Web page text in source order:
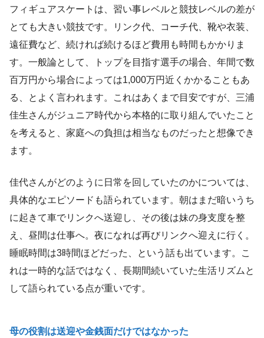
フィギュアスケートは、習い事レベルと競技レベルの差が
とても大きい競技です。リンク代、コーチ代、靴や衣装、
遠征費など、続ければ続けるほど費用も時間もかかりま
す。一般論として、トップを目指す選手の場合、年間で数
百万円から場合によっては1,000万円近くかかることもあ
る、とよく言われます。これはあくまで目安ですが、三浦
佳生さんがジュニア時代から本格的に取り組んでいたこと
を考えると、家庭への負担は相当なものだったと想像でき
ます。
佳代さんがどのように日常を回していたのかについては、
具体的なエピソードも語られています。朝はまだ暗いうち
に起きて車でリンクへ送迎し、その後は妹の身支度を整
え、昼間は仕事へ。夜になれば再びリンクへ迎えに行く。
睡眠時間は3時間ほどだった、という話も出ています。こ
れは一時的な話ではなく、長期間続いていた生活リズムと
して語られている点が重いです。
母の役割は送迎や金銭面だけではなかった